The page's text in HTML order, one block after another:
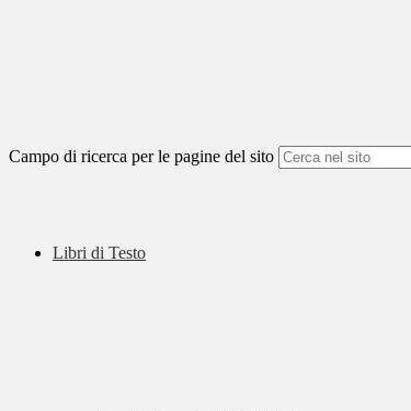
Campo di ricerca per le pagine del sito
Libri di Testo